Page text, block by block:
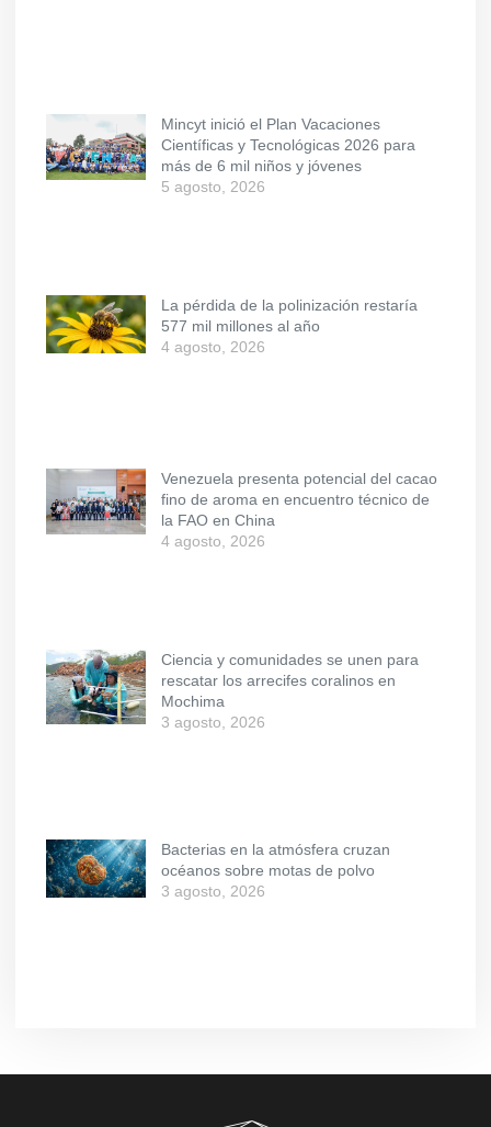
Mincyt inició el Plan Vacaciones
Científicas y Tecnológicas 2026 para
más de 6 mil niños y jóvenes
5 agosto, 2026
La pérdida de la polinización restaría
577 mil millones al año
4 agosto, 2026
Venezuela presenta potencial del cacao
fino de aroma en encuentro técnico de
la FAO en China
4 agosto, 2026
Ciencia y comunidades se unen para
rescatar los arrecifes coralinos en
Mochima
3 agosto, 2026
Bacterias en la atmósfera cruzan
océanos sobre motas de polvo
3 agosto, 2026